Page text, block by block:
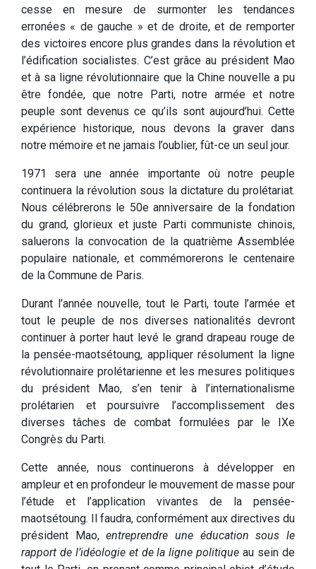
cesse en mesure de surmonter les tendances
erronées « de gauche » et de droite, et de remporter
des victoires encore plus grandes dans la révolution et
l’édification socialistes. C’est grâce au président Mao
et à sa ligne révolutionnaire que la Chine nouvelle a pu
être fondée, que notre Parti, notre armée et notre
peuple sont devenus ce qu’ils sont aujourd’hui. Cette
expérience historique, nous devons la graver dans
notre mémoire et ne jamais l’oublier, fût-ce un seul jour.
1971 sera une année importante où notre peuple
continuera la révolution sous la dictature du prolétariat.
Nous célébrerons le 50e anniversaire de la fondation
du grand, glorieux et juste Parti communiste chinois,
saluerons la convocation de la quatrième Assemblée
populaire nationale, et commémorerons le centenaire
de la Commune de Paris.
Durant l’année nouvelle, tout le Parti, toute l’armée et
tout le peuple de nos diverses nationalités devront
continuer à porter haut levé le grand drapeau rouge de
la pensée-maotsétoung, appliquer résolument la ligne
révolutionnaire prolétarienne et les mesures politiques
du président Mao, s’en tenir à l’internationalisme
prolétarien et poursuivre l’accomplissement des
diverses tâches de combat formulées par le IXe
Congrès du Parti.
Cette année, nous continuerons à développer en
ampleur et en profondeur le mouvement de masse pour
l’étude et l’application vivantes de la pensée-
maotsétoung. Il faudra, conformément aux directives du
président Mao,entreprendre une éducation sous le
rapport de l’idéologie et de la ligne politique au sein de